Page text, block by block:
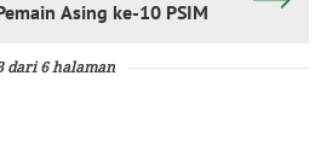
Asing ke-10 PSIM
dari 6 halaman